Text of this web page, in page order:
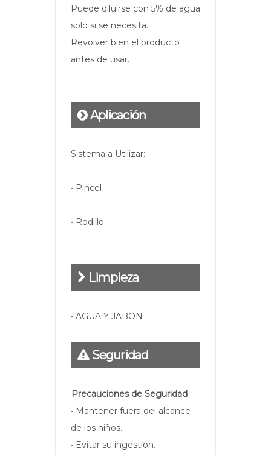
Puede diluirse con 5% de agua
solo si se necesita.
Revolver bien el producto
antes de usar.
Aplicación
Sistema a Utilizar:
• Pincel
• Rodillo
Limpieza
• AGUA Y JABON
Seguridad
Precauciones de Seguridad
• Mantener fuera del alcance
de los niños.
• Evitar su ingestión.